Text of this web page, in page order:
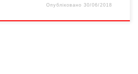
Опубліковано30/06/2018